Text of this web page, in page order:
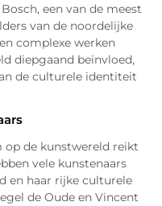
een van de meest
van de noordelijke
complexe werken
diepgaand beïnvloed,
de culturele identiteit
op de kunstwereld reikt
vele kunstenaars
en haar rijke culturele
de Oude en Vincent